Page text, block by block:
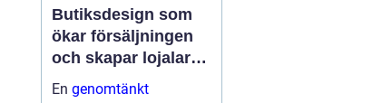
Butiksdesign som
ökar försäljningen
och skapar lojalare
kunder
En genomtänkt